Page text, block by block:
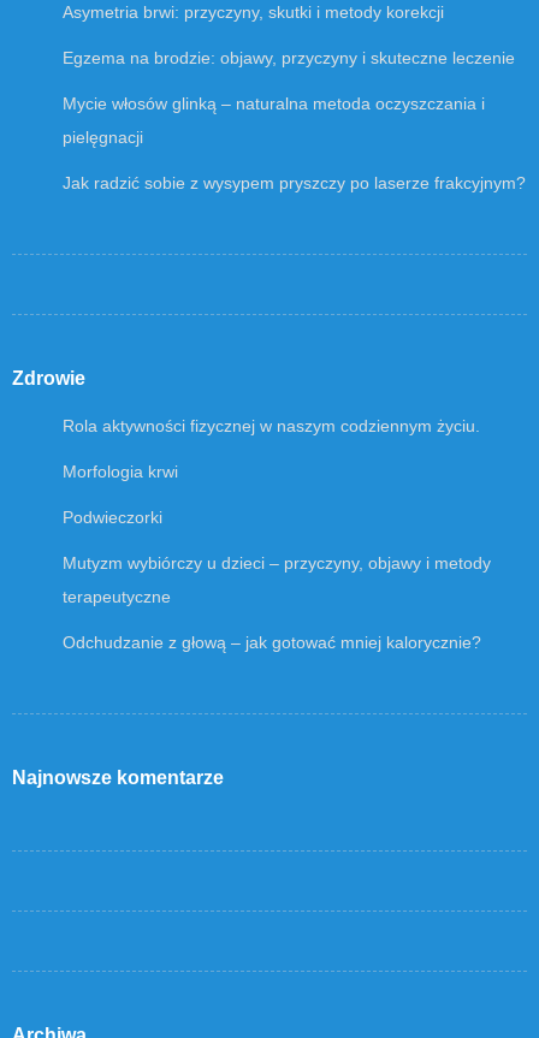
Asymetria brwi: przyczyny, skutki i metody korekcji
Egzema na brodzie: objawy, przyczyny i skuteczne leczenie
Mycie włosów glinką – naturalna metoda oczyszczania i
pielęgnacji
Jak radzić sobie z wysypem pryszczy po laserze frakcyjnym?
Zdrowie
Rola aktywności fizycznej w naszym codziennym życiu.
Morfologia krwi
Podwieczorki
Mutyzm wybiórczy u dzieci – przyczyny, objawy i metody
terapeutyczne
Odchudzanie z głową – jak gotować mniej kalorycznie?
Najnowsze komentarze